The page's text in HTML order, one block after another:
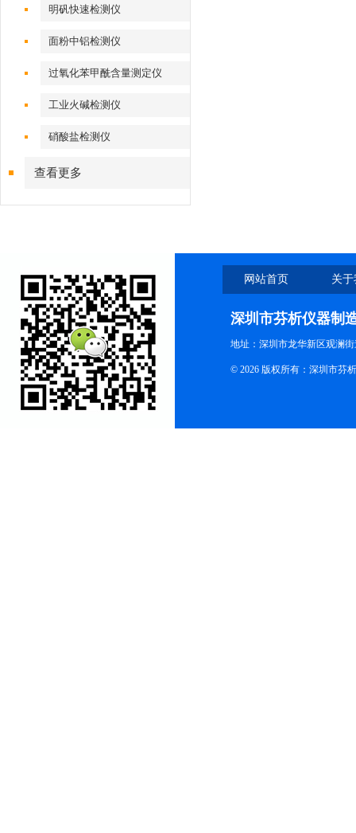
明矾快速检测仪
面粉中铝检测仪
过氧化苯甲酰含量测定仪
工业火碱检测仪
硝酸盐检测仪
查看更多
网站首页 关
深圳市芬析仪器制
地址：深圳市龙华新区观澜
© 2026 版权所有：深圳市芬